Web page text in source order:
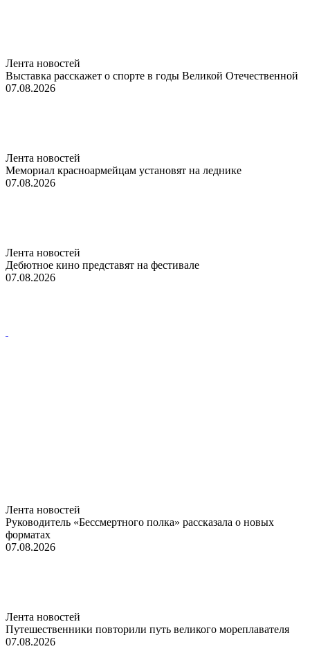
Лента новостей
Выставка расскажет о спорте в годы Великой Отечественной
07.08.2026
Лента новостей
Мемориал красноармейцам установят на леднике
07.08.2026
Лента новостей
Дебютное кино представят на фестивале
07.08.2026
Лента новостей
Руководитель «Бессмертного полка» рассказала о новых
форматах
07.08.2026
Лента новостей
Путешественники повторили путь великого мореплавателя
07.08.2026